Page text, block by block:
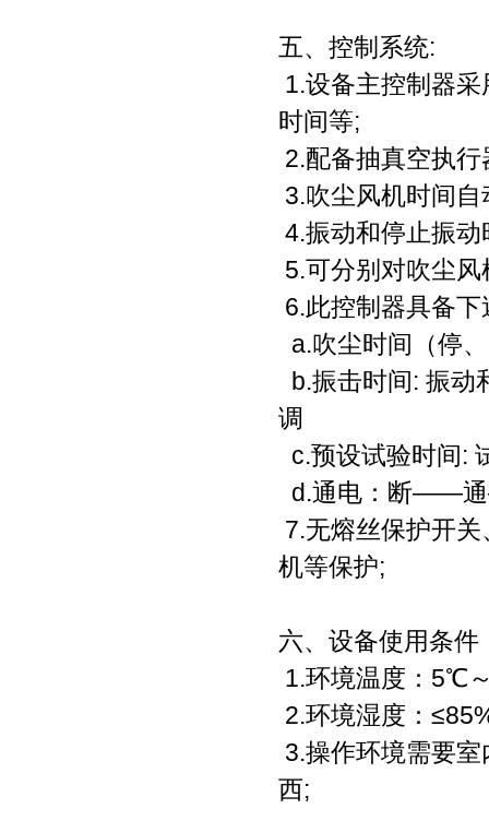
五、控制系统:
1.设备主控制器
时间等;
2.配备抽真空执行
3.吹尘风机时间
4.振动和停止振
5.可分别对吹尘
6.此控制器具备
a.吹尘时间（停
b.振击时间: 振动
调
c.预设试验时间:
d.通电：断——
7.无熔丝保护开
机等保护;
六、设备使用条件
1.环境温度：5℃
2.环境湿度：
3.操作环境需要
西;